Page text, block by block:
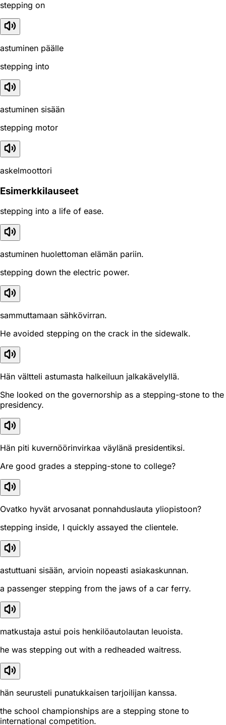
stepping on
astuminen päälle
stepping into
astuminen sisään
stepping motor
askelmoottori
Esimerkkilauseet
stepping into a life of ease.
astuminen huolettoman elämän pariin.
stepping down the electric power.
sammuttamaan sähkövirran.
He avoided stepping on the crack in the sidewalk.
Hän vältteli astumasta halkeiluun jalkakävelyllä.
She looked on the governorship as a stepping-stone to the
presidency.
Hän piti kuvernöörinvirkaa väylänä presidentiksi.
Are good grades a stepping-stone to college?
Ovatko hyvät arvosanat ponnahduslauta yliopistoon?
stepping inside, I quickly assayed the clientele.
astuttuani sisään, arvioin nopeasti asiakaskunnan.
a passenger stepping from the jaws of a car ferry.
matkustaja astui pois henkilöautolautan leuoista.
he was stepping out with a redheaded waitress.
hän seurusteli punatukkaisen tarjoilijan kanssa.
the school championships are a stepping stone to
international competition.